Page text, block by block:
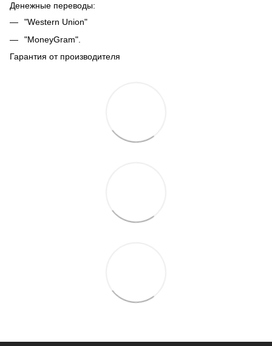
Денежные переводы:
"Western Union"
"MoneyGram".
Гарантия от производителя